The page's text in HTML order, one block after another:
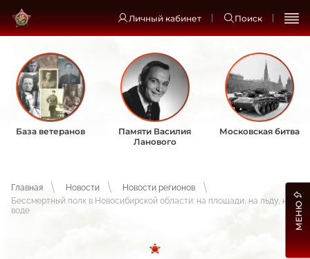
Личный кабинет Поиск
База ветеранов
Памяти Василия
Ланового
Московская битва
Главная Новости
Новости регионов
Бессмертный полк в Новосибирской области: на площади, на льду, на
воде
МЕНЮ